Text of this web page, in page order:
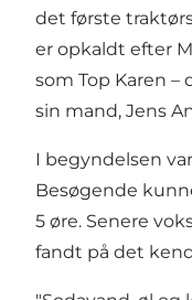
det første
er opkaldt efter
som Top Karen
sin mand, Jens
I begyndelsen
Besøgende
5 øre. Senere
fandt på det